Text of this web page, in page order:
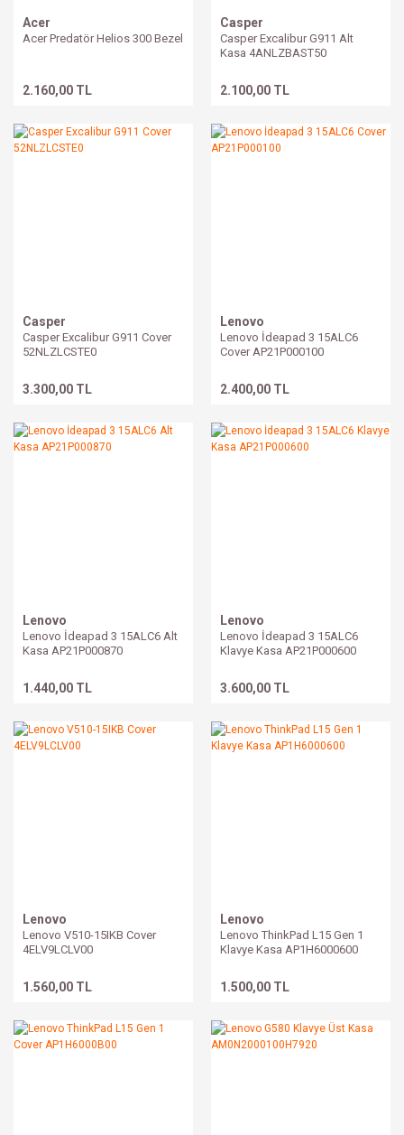
Acer
Acer Predatör Helios 300 Bezel
2.160,00 TL
Casper
Casper Excalibur G911 Alt
Kasa 4ANLZBAST50
2.100,00 TL
Casper
Casper Excalibur G911 Cover
52NLZLCSTE0
3.300,00 TL
Lenovo
Lenovo İdeapad 3 15ALC6
Cover AP21P000100
2.400,00 TL
Lenovo
Lenovo İdeapad 3 15ALC6 Alt
Kasa AP21P000870
1.440,00 TL
Lenovo
Lenovo İdeapad 3 15ALC6
Klavye Kasa AP21P000600
3.600,00 TL
Lenovo
Lenovo V510-15IKB Cover
4ELV9LCLV00
1.560,00 TL
Lenovo
Lenovo ThinkPad L15 Gen 1
Klavye Kasa AP1H6000600
1.500,00 TL